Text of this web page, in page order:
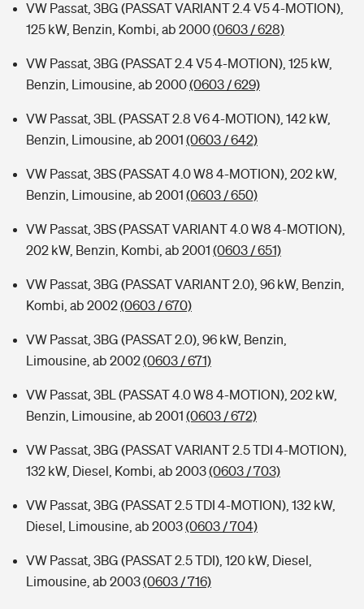
VW Passat, 3BG (PASSAT VARIANT 2.4 V5 4-MOTION),
125 kW, Benzin, Kombi, ab 2000(0603 / 628)
VW Passat, 3BG (PASSAT 2.4 V5 4-MOTION), 125 kW,
Benzin, Limousine, ab 2000(0603 / 629)
VW Passat, 3BL (PASSAT 2.8 V6 4-MOTION), 142 kW,
Benzin, Limousine, ab 2001 (0603 / 642)
VW Passat, 3BS (PASSAT 4.0 W8 4-MOTION), 202 kW,
Benzin, Limousine, ab 2001 (0603 / 650)
VW Passat, 3BS (PASSAT VARIANT 4.0 W8 4-MOTION),
202 kW, Benzin, Kombi, ab 2001 (0603 / 651)
VW Passat, 3BG (PASSAT VARIANT 2.0), 96 kW, Benzin,
Kombi, ab 2002(0603 / 670)
VW Passat, 3BG (PASSAT 2.0), 96 kW, Benzin,
Limousine, ab 2002(0603 / 671)
VW Passat, 3BL (PASSAT 4.0 W8 4-MOTION), 202 kW,
Benzin, Limousine, ab 2001 (0603 / 672)
VW Passat, 3BG (PASSAT VARIANT 2.5 TDI 4-MOTION),
132 kW, Diesel, Kombi, ab 2003(0603 / 703)
VW Passat, 3BG (PASSAT 2.5 TDI 4-MOTION), 132 kW,
Diesel, Limousine, ab 2003(0603 / 704)
VW Passat, 3BG (PASSAT 2.5 TDI), 120 kW, Diesel,
Limousine, ab 2003(0603 / 716)